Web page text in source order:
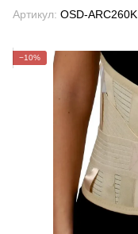
Артикул: OSD-ARC260K
−10%